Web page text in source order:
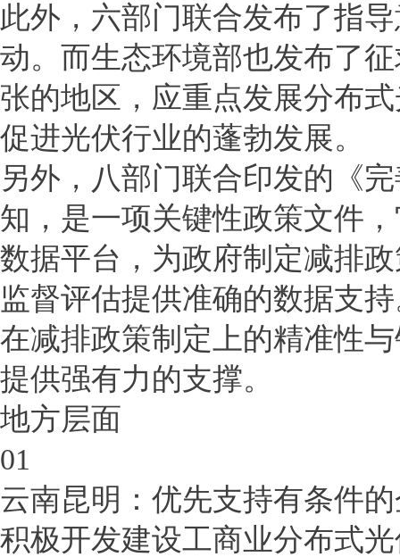
此外，六部门联合发布了指
动。而生态环境部也发布了
张的地区，应重点发展分布
促进光伏行业的蓬勃发展。
另外，八部门联合印发的《
知，是一项关键性政策文件
数据平台，为政府制定减排
监督评估提供准确的数据支
在减排政策制定上的精准性
提供强有力的支撑。
地方层面
01
云南昆明：优先支持有条件
积极开发建设工商业分布式